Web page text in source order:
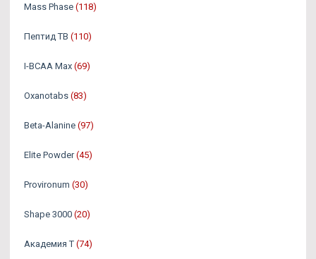
Mass Phase (118)
Пептид TB (110)
I-BCAA Max (69)
Oxanotabs (83)
Beta-Alanine (97)
Elite Powder (45)
Provironum (30)
Shape 3000 (20)
Академия Т (74)